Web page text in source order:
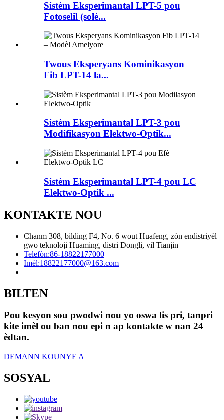
Sistèm Eksperimantal LPT-5 pou
Fotoselil (solè...
Twous Eksperyans Kominikasyon
Fib LPT-14 la...
Sistèm Eksperimantal LPT-3 pou
Modifikasyon Elektwo-Optik...
Sistèm Eksperimantal LPT-4 pou LC
Elektwo-Optik ...
KONTAKTE NOU
Chanm 308, bilding F4, No. 6 wout Huafeng, zòn endistriyèl
gwo teknoloji Huaming, distri Dongli, vil Tianjin
Telefòn:86-18822177000
Imèl:18822177000@163.com
BILTEN
Pou kesyon sou pwodwi nou yo oswa lis pri, tanpri
kite imèl ou ban nou epi n ap kontakte w nan 24
èdtan.
DEMANN KOUNYE A
SOSYAL